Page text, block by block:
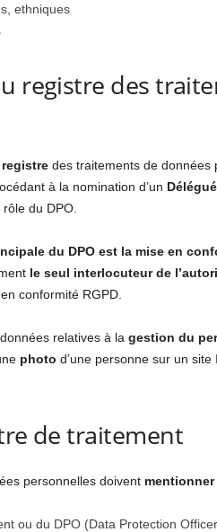
ethniques
registre des
des traitements de données
à la nomination d’un
du DPO.
du DPO est la mise en
le seul interlocuteur de
conformité RGPD.
relatives à la gestion du
photo d’une personne sur un
de traitement
personnelles doivent
ou du DPO (Data Protection